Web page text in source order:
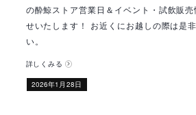
の酔鯨ストア営業日＆イベント・試飲販
せいたします！ お近くにお越しの際は是
い。
詳しくみる
​2026年1月28日